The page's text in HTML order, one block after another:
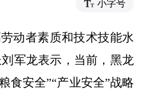
小字号
动者素质和技术技能水
军龙表示，当前，黑龙
食安全”“产业安全”战略